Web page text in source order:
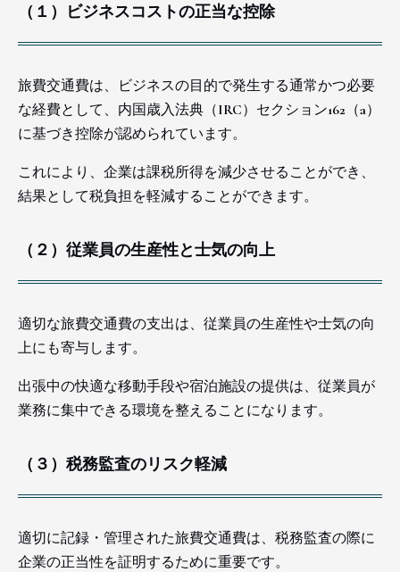
（１）ビジネスコストの正当な控除
旅費交通費は、ビジネスの目的で発生する通常かつ必要
な経費として、内国歳入法典（IRC）セクション162（a）
に基づき控除が認められています。
これにより、企業は課税所得を減少させることができ、
結果として税負担を軽減することができます。
（２）従業員の生産性と士気の向上
適切な旅費交通費の支出は、従業員の生産性や士気の向
上にも寄与します。
出張中の快適な移動手段や宿泊施設の提供は、従業員が
業務に集中できる環境を整えることになります。
（３）税務監査のリスク軽減
適切に記録・管理された旅費交通費は、税務監査の際に
企業の正当性を証明するために重要です。